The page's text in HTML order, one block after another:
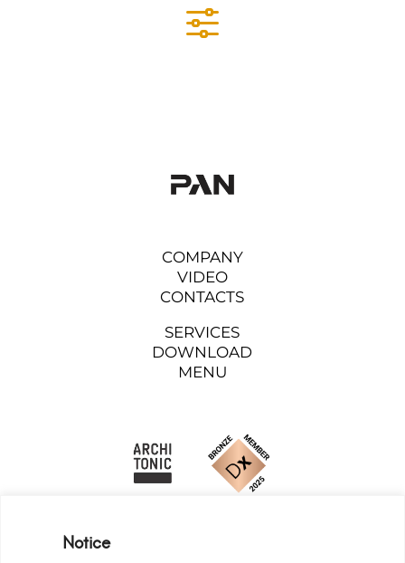
Notice
f
COMPANY
VIDEO
CONTACTS
SERVICES
DOWNLOAD
MENU